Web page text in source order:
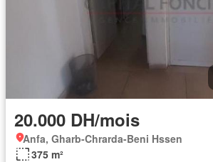
20.000 DH/mois
Anfa, Gharb-Chrarda-Beni Hssen
375 m²